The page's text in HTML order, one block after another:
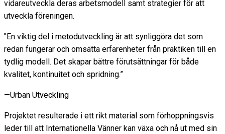
vidareutveckla deras arbetsmodell samt strategier för att
utveckla föreningen.
"En viktig del i metodutveckling är att synliggöra det som
redan fungerar och omsätta erfarenheter från praktiken till en
tydlig modell. Det skapar bättre förutsättningar för både
kvalitet, kontinuitet och spridning.”
—Urban Utveckling
Projektet resulterade i ett rikt material som förhoppningsvis
leder till att Internationella Vänner kan växa och nå ut med sin